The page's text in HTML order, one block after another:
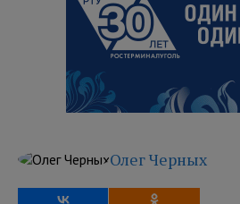
Олег Черных